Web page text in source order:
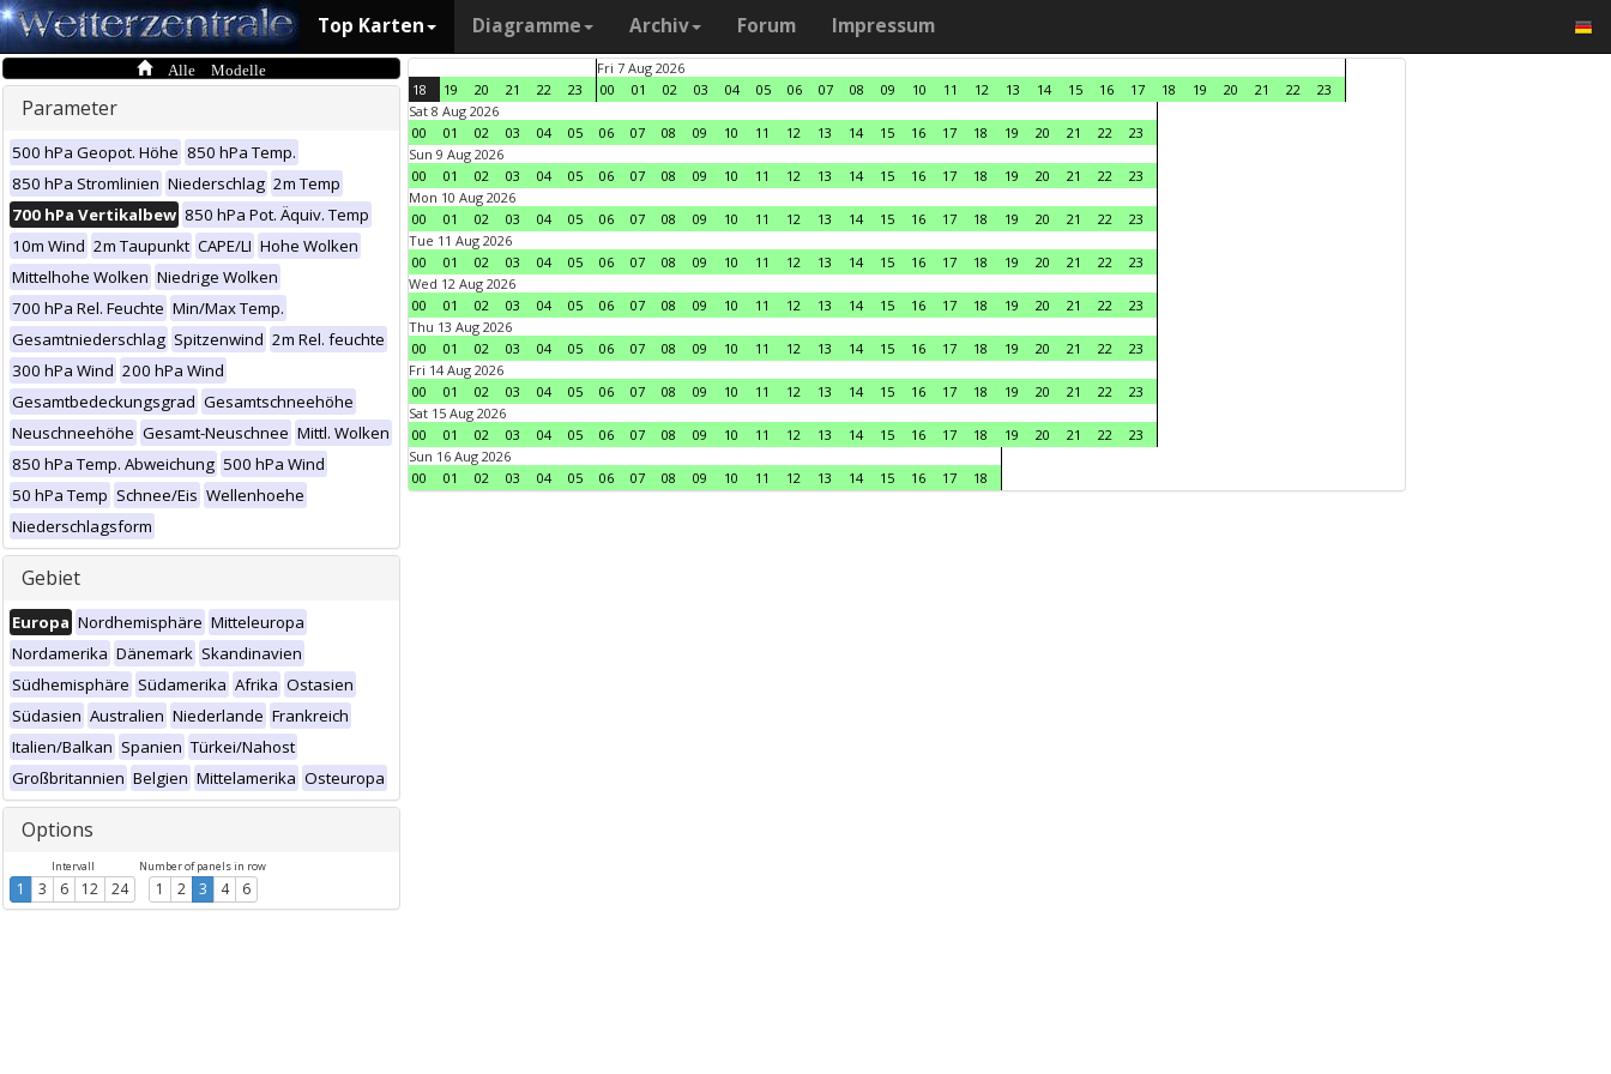
Top Karten Diagramme Archiv Forum Impressum
Alle Modelle
Parameter
500 hPa Geopot. Höhe 850 hPa Temp.
850 hPa Stromlinien Niederschlag 2m Temp
700 hPa Vertikalbew 850 hPa Pot. Äquiv. Temp
10m Wind 2m Taupunkt CAPE/LI Hohe Wolken
Mittelhohe Wolken Niedrige Wolken
700 hPa Rel. Feuchte Min/Max Temp.
Gesamtniederschlag Spitzenwind 2m Rel. feuchte
300 hPa Wind 200 hPa Wind
Gesamtbedeckungsgrad Gesamtschneehöhe
Neuschneehöhe Gesamt-Neuschnee Mittl. Wolken
850 hPa Temp. Abweichung 500 hPa Wind
50 hPa Temp Schnee/Eis Wellenhoehe
Niederschlagsform
Gebiet
Europa Nordhemisphäre Mitteleuropa
Nordamerika Dänemark Skandinavien
Südhemisphäre Südamerika Afrika Ostasien
Südasien Australien Niederlande Frankreich
Italien/Balkan Spanien Türkei/Nahost
Großbritannien Belgien Mittelamerika Osteuropa
Options
Intervall
1 3 6 12 24
Number of panels in row
1 2 3 4 6
18 19 20 21 22 23
Fri 7 Aug 2026
00
01 02 03 04 05 06 07 08 09 10 11 12 13 14 15 16 17 18 19 20 21 22
23
Sat 8 Aug 2026
00
01 02 03 04 05 06 07 08 09 10 11 12 13 14 15 16 17 18 19 20 21 22
23
Sun 9 Aug 2026
00
01 02 03 04 05 06 07 08 09 10 11 12 13 14 15 16 17 18 19 20 21 22
23
Mon 10 Aug 2026
00
01 02 03 04 05 06 07 08 09 10 11 12 13 14 15 16 17 18 19 20 21 22
23
Tue 11 Aug 2026
00
01 02 03 04 05 06 07 08 09 10 11 12 13 14 15 16 17 18 19 20 21 22
23
Wed 12 Aug 2026
00
01 02 03 04 05 06 07 08 09 10 11 12 13 14 15 16 17 18 19 20 21 22
23
Thu 13 Aug 2026
00
01 02 03 04 05 06 07 08 09 10 11 12 13 14 15 16 17 18 19 20 21 22
23
Fri 14 Aug 2026
00
01 02 03 04 05 06 07 08 09 10 11 12 13 14 15 16 17 18 19 20 21 22
23
Sat 15 Aug 2026
00
01 02 03 04 05 06 07 08 09 10 11 12 13 14 15 16 17 18 19 20 21 22
23
Sun 16 Aug 2026
00
01 02 03 04 05 06 07 08 09 10 11 12 13 14 15 16 17 18